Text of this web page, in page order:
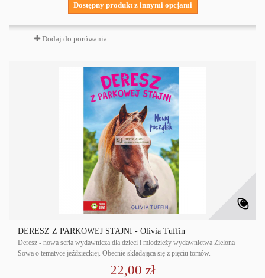
Dostępny produkt z innymi opcjami
Dodaj do porówania
DERESZ Z PARKOWEJ STAJNI - Olivia Tuffin
Deresz - nowa seria wydawnicza dla dzieci i młodzieży wydawnictwa Zielona
Sowa o tematyce jeździeckiej. Obecnie składająca się z pięciu tomów.
22,00 zł